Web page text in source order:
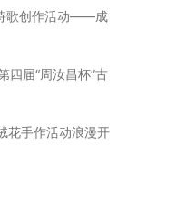
歌创作活动——成
四届“周汝昌杯”古
花手作活动浪漫开